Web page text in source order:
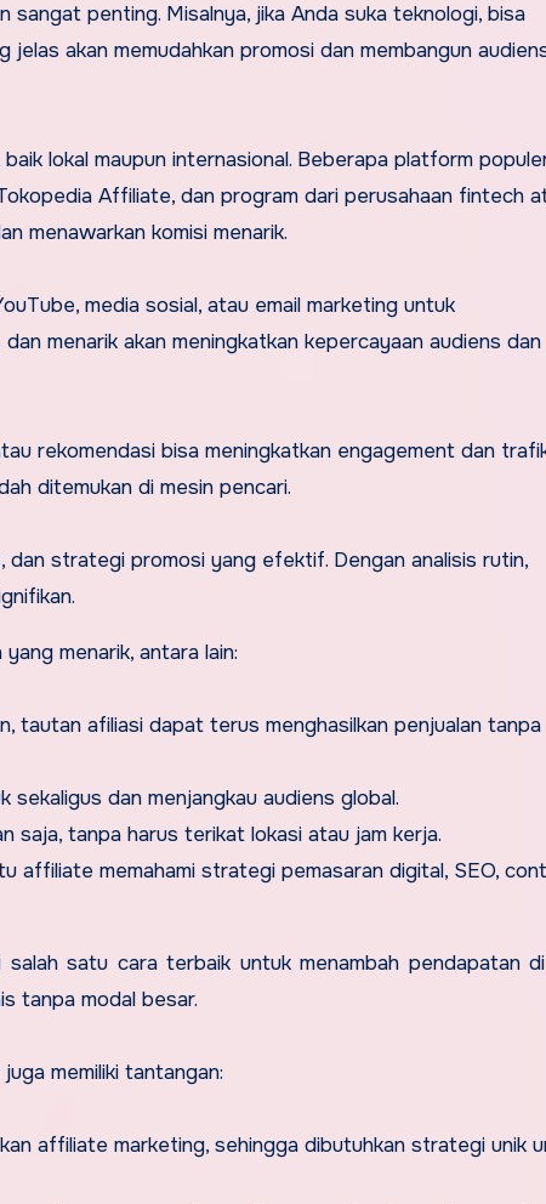
sangat penting. Misalnya, jika Anda suka teknologi, bisa
akan memudahkan promosi dan membangun
lokal maupun internasional. Beberapa platform
Affiliate, dan program dari perusahaan fintech
menawarkan komisi menarik.
media sosial, atau email marketing untuk
menarik akan meningkatkan kepercayaan audiens dan
rekomendasi bisa meningkatkan engagement dan
ditemukan di mesin pencari.
strategi promosi yang efektif. Dengan analisis rutin,
menarik, antara lain:
tautan afiliasi dapat terus menghasilkan penjualan tanpa
sekaligus dan menjangkau audiens global.
saja, tanpa harus terikat lokasi atau jam kerja.
affiliate memahami strategi pemasaran digital, SEO,
satu cara terbaik untuk menambah pendapatan
tanpa modal besar.
memiliki tantangan:
affiliate marketing, sehingga dibutuhkan strategi unik